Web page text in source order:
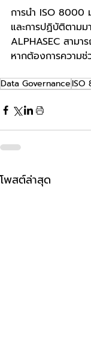
การนำ ISO 8000
และการปฏิบัติตาม
ALPHASEC สามา
หากต้องการความช่
Data GovernanceISO
โพสต์ล่าสุด